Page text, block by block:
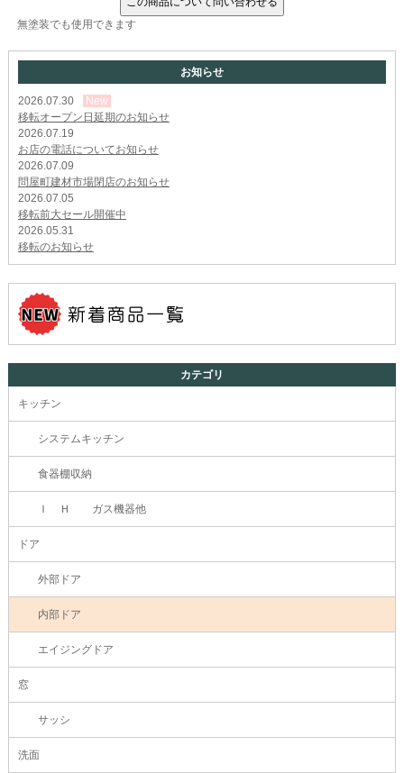
無塗装でも使用できます
お知らせ
2026.07.30
New
移転オープン日延期のお知らせ
2026.07.19
お店の電話についてお知らせ
2026.07.09
問屋町建材市場閉店のお知らせ
2026.07.05
移転前大セール開催中
2026.05.31
移転のお知らせ
カテゴリ
キッチン
システムキッチン
食器棚収納
Ｉ Ｈ ガス機器他
ドア
外部ドア
内部ドア
エイジングドア
窓
サッシ
洗面